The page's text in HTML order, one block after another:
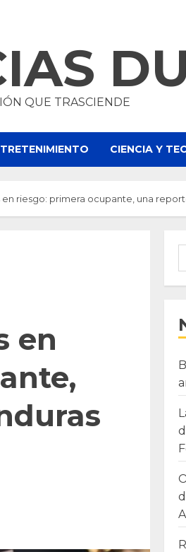
QUE TRASCIENDE
CIENCIA Y
riesgo: primera ocupante, una
en